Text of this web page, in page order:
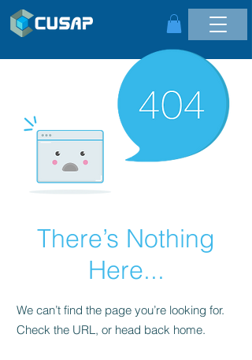
There’s Nothing
Here...
We can’t find the page you’re looking for.
Check the URL, or head back home.